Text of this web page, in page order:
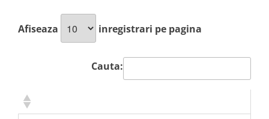
Afiseaza inregistrari pe pagina
Cauta: